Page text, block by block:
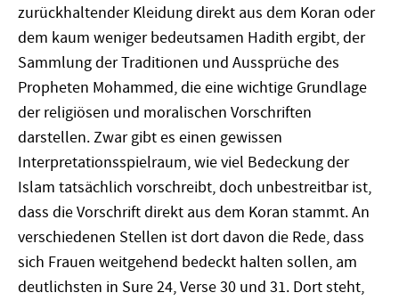
zurückhaltender Kleidung direkt aus dem Koran oder
dem kaum weniger bedeutsamen Hadith ergibt, der
Sammlung der Traditionen und Aussprüche des
Propheten Mohammed, die eine wichtige Grundlage
der religiösen und moralischen Vorschriften
darstellen. Zwar gibt es einen gewissen
Interpretationsspielraum, wie viel Bedeckung der
Islam tatsächlich vorschreibt, doch unbestreitbar ist,
dass die Vorschrift direkt aus dem Koran stammt. An
verschiedenen Stellen ist dort davon die Rede, dass
sich Frauen weitgehend bedeckt halten sollen, am
deutlichsten in Sure 24, Verse 30 und 31. Dort steht,